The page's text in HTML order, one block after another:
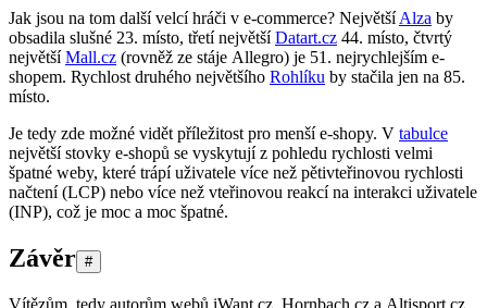
Jak jsou na tom další velcí hráči v e-commerce? NejvětšíAlza by
obsadila slušné 23. místo, třetí největšíDatart.cz 44. místo, čtvrtý
největšíMall.cz (rovněž ze stáje Allegro) je 51. nejrychlejším e-
shopem. Rychlost druhého největšího Rohlíku by stačila jen na 85.
místo.
Je tedy zde možné vidět příležitost pro menší e-shopy. V tabulce
největší stovky e-shopů se vyskytují z pohledu rychlosti velmi
špatné weby, které trápí uživatele více než pětivteřinovou rychlosti
načtení (LCP) nebo více než vteřinovou reakcí na interakci uživatele
(INP), což je moc a moc špatné.
Závěr #
Vítězům, tedy autorům webů iWant.cz, Hornbach.cz a Altisport.cz,